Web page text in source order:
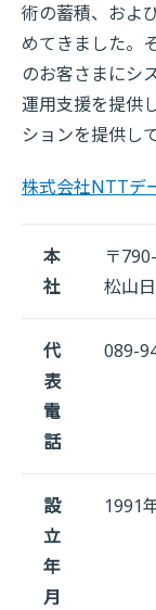
術の蓄積、およ
めてきました。
のお客さまにシ
運用支援を提供
ションを提供し
株式会社NTTデ
本
社
〒
松山
代
表
電
話
089-
設
立
年
月
1991